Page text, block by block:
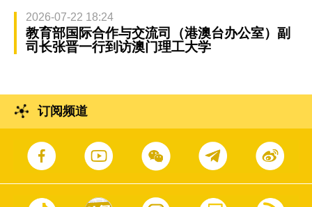
2026-07-22 18:24
教育部国际合作与交流司（港澳台办公室）副
司长张晋一行到访澳门理工大学
订阅频道